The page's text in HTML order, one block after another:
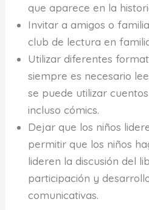
que aparece en la
Invitar a amigos o
club de lectura en
Utilizar diferentes
siempre es necesario
se puede utilizar
incluso cómics.
Dejar que los niños
permitir que los niños
lideren la discusión del
participación y
comunicativas.